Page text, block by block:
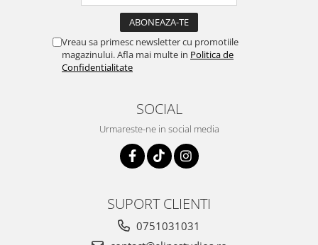
Vreau sa primesc newsletter cu promotiile
magazinului. Afla mai multe in Politica de
Confidentialitate
SOCIAL
Urmareste-ne in social media
SUPORT CLIENTI
0751031031